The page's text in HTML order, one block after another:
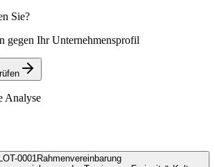
Sie?
gegen Ihr Unternehmensprofil
Analyse
LOT-0001Rahmenvereinbarung